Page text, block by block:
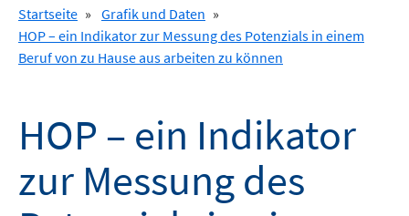
Startseite » Grafik und Daten »
HOP – ein Indikator zur Messung des Potenzials in einem
Beruf von zu Hause aus arbeiten zu können
HOP – ein Indikator
zur Messung des